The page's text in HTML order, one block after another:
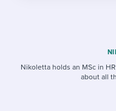
Nikoletta holds an MSc in
about all